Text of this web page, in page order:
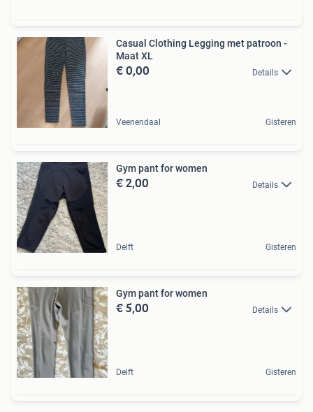
Casual Clothing Legging met patroon -
Maat XL
€ 0,00 Details
Veenendaal Gisteren
Gym pant for women
€ 2,00 Details
Delft Gisteren
Gym pant for women
€ 5,00 Details
Delft Gisteren